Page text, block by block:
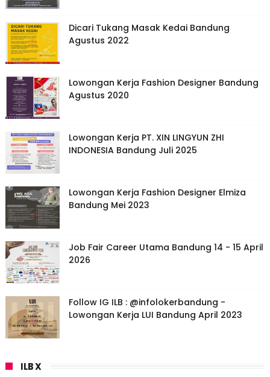
Dicari Tukang Masak Kedai Bandung
Agustus 2022
Lowongan Kerja Fashion Designer Bandung
Agustus 2020
Lowongan Kerja PT. XIN LINGYUN ZHI
INDONESIA Bandung Juli 2025
Lowongan Kerja Fashion Designer Elmiza
Bandung Mei 2023
Job Fair Career Utama Bandung 14 - 15 April
2026
Follow IG ILB : @infolokerbandung -
Lowongan Kerja LUI Bandung April 2023
ILB X